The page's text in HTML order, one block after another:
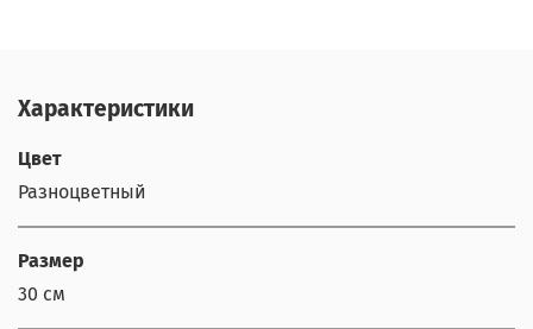
Характеристики
Цвет
Разноцветный
Размер
30 см